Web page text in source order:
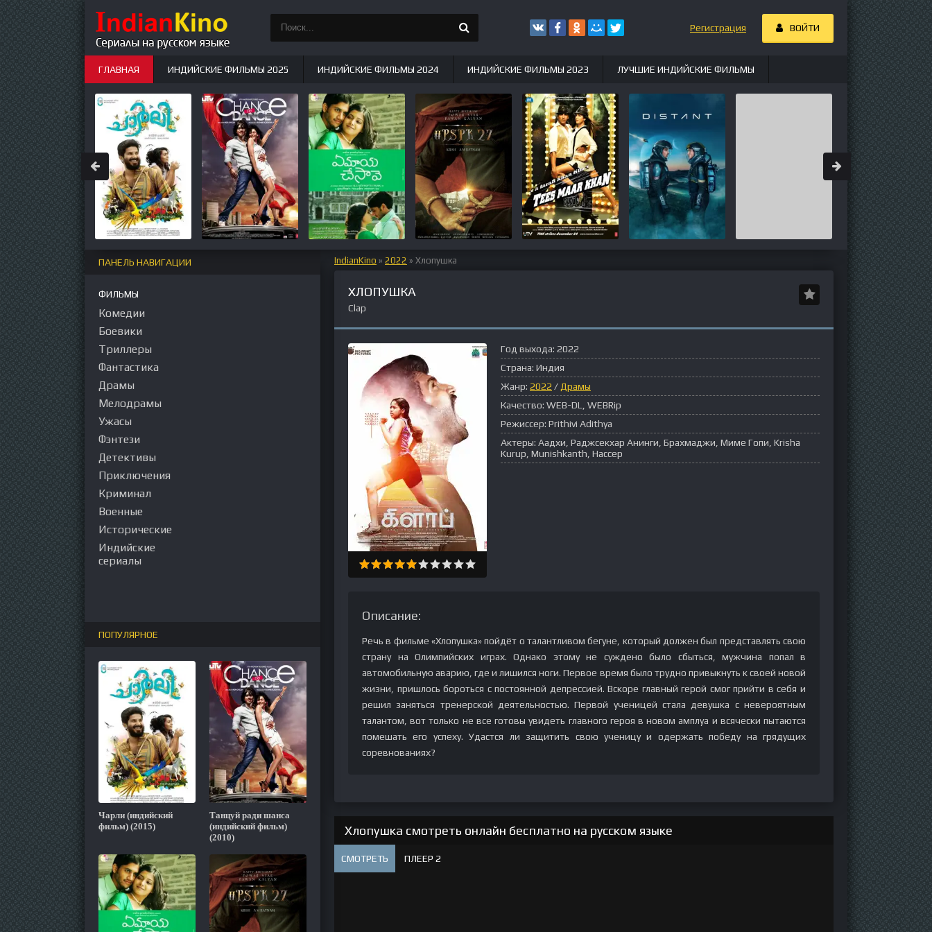
IndianKino » 2022 » Хлопушка
ХЛОПУШКА
Clap
Год выхода: 2022
Страна: Индия
Жанр: 2022 / Драмы
Качество: WEB-DL, WEBRip
Режиссер: Prithivi Adithya
Актеры: Аадхи, Раджсекхар Анинги, Брахмаджи, Миме Гопи, Krisha
Kurup, Munishkanth, Нассер
Описание:
Речь в фильме «Хлопушка» пойдёт о талантливом бегуне, который должен был представлять свою
страну на Олимпийских играх. Однако этому не суждено было сбыться, мужчина попал в
автомобильную аварию, где и лишился ноги. Первое время было трудно привыкнуть к своей новой
жизни, пришлось бороться с постоянной депрессией. Вскоре главный герой смог прийти в себя и
решил заняться тренерской деятельностью. Первой ученицей стала девушка с невероятным
талантом, вот только не все готовы увидеть главного героя в новом амплуа и всячески пытаются
помешать его успеху. Удастся ли защитить свою ученицу и одержать победу на грядущих
соревнованиях?
Хлопушка смотреть онлайн бесплатно на русском языке
СМОТРЕТЬ ПЛЕЕР 2
ПАНЕЛЬ НАВИГАЦИИ
ФИЛЬМЫ
Комедии
Боевики
Триллеры
Фантастика
Драмы
Мелодрамы
Ужасы
Фэнтези
Детективы
Приключения
Криминал
Военные
Исторические
Индийские
сериалы
ПОПУЛЯРНОЕ
Чарли (индийский
фильм) (2015)
Танцуй ради шанса
(индийский фильм)
(2010)
Регистрация ВОЙТИ
ГЛАВНАЯ ИНДИЙСКИЕ ФИЛЬМЫ 2025 ИНДИЙСКИЕ ФИЛЬМЫ 2024 ИНДИЙСКИЕ ФИЛЬМЫ 2023 ЛУЧШИЕ ИНДИЙСКИЕ ФИЛЬМЫ
ИНДИЙСКИЕ СЕРИАЛЫ НОВЫЕ